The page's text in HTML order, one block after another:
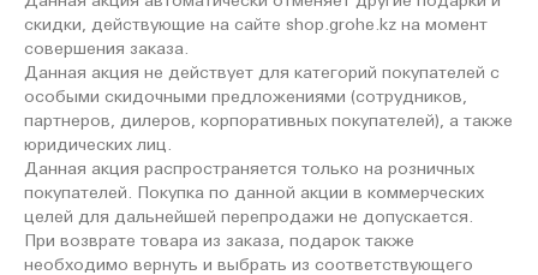
скидки, действующие на сайте shop.grohe.kz на момент
совершения заказа.
Данная акция не действует для категорий покупателей с
особыми скидочными предложениями (сотрудников,
партнеров, дилеров, корпоративных покупателей), а также
юридических лиц.
Данная акция распространяется только на розничных
покупателей. Покупка по данной акции в коммерческих
целей для дальнейшей перепродажи не допускается.
При возврате товара из заказа, подарок также
необходимо вернуть и выбрать из соответствующего